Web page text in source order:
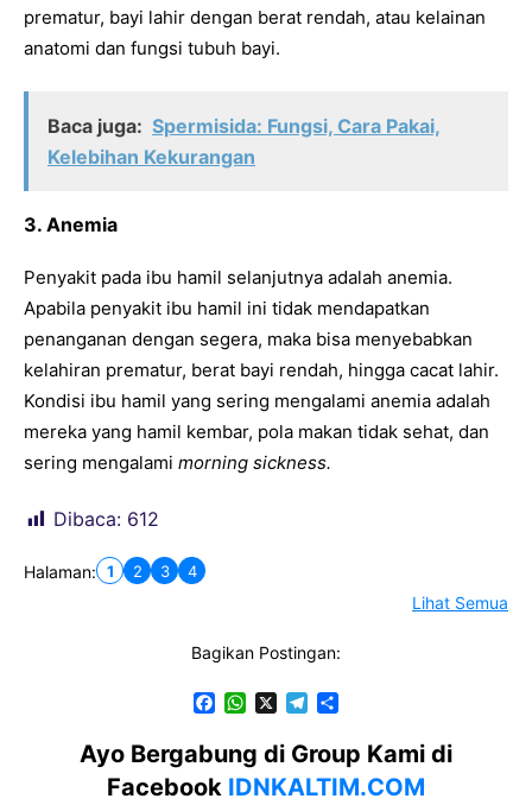
prematur, bayi lahir dengan berat rendah, atau kelainan
anatomi dan fungsi tubuh bayi.
Baca juga: Spermisida: Fungsi, Cara Pakai,
Kelebihan Kekurangan
3. Anemia
Penyakit pada ibu hamil selanjutnya adalah anemia.
Apabila penyakit ibu hamil ini tidak mendapatkan
penanganan dengan segera, maka bisa menyebabkan
kelahiran prematur, berat bayi rendah, hingga cacat lahir.
Kondisi ibu hamil yang sering mengalami anemia adalah
mereka yang hamil kembar, pola makan tidak sehat, dan
sering mengalami morning sickness.
Dibaca: 612
Halaman: 1 2 3 4
Lihat Semua
Bagikan Postingan:
F
c
e
b
W
a
t
s
X
T
l
e
g
a
r
e
Ayo Bergabung di Group Kami di
Facebook IDNKALTIM.COM